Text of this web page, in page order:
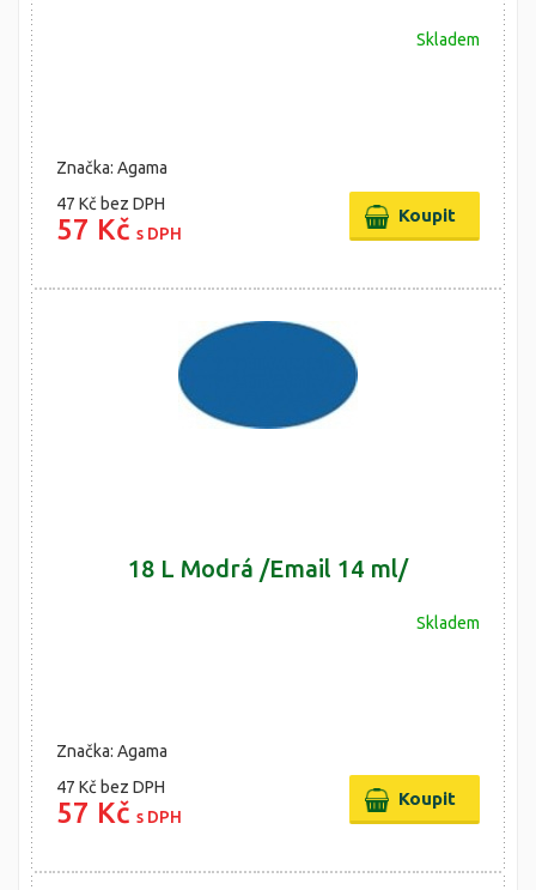
Skladem
Značka: Agama
47 Kč bez DPH
57 Kč s DPH
18 L Modrá /Email 14 ml/
Skladem
Značka: Agama
47 Kč bez DPH
57 Kč s DPH